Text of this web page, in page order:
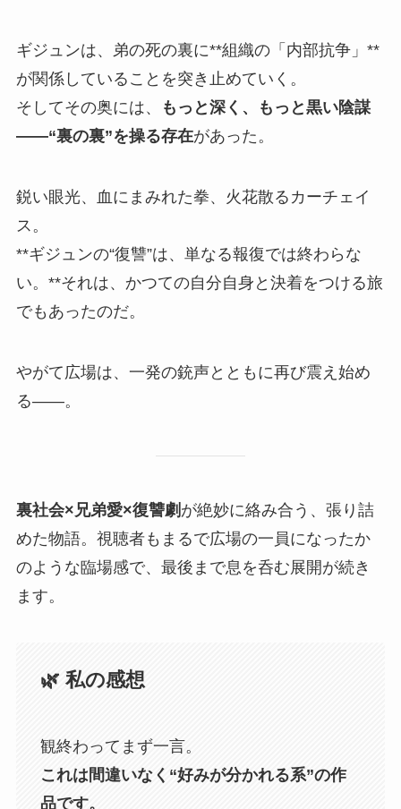
ギジュンは、弟の死の裏に**組織の「内部抗争」**
が関係していることを突き止めていく。
そしてその奥には、
もっと深く、もっと黒い陰謀
――“裏の裏”を操る存在があった。
鋭い眼光、血にまみれた拳、火花散るカーチェイ
ス。
**ギジュンの“復讐”は、単なる報復では終わらな
い。**それは、かつての自分自身と決着をつける旅
でもあったのだ。
やがて広場は、一発の銃声とともに再び震え始め
る――。
裏社会×兄弟愛×復讐劇 が絶妙に絡み合う、張り詰
めた物語。視聴者もまるで広場の一員になったか
のような臨場感で、最後まで息を呑む展開が続き
ます。
🌿 私の感想
観終わってまず一言。
これは間違いなく“好みが分かれる系”の作
品です。